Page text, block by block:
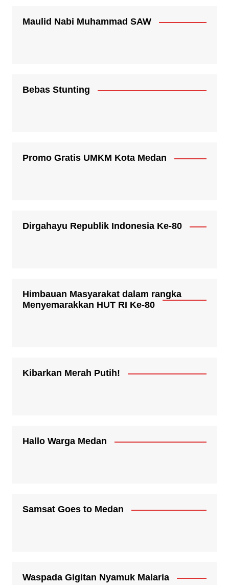
Maulid Nabi Muhammad SAW
Bebas Stunting
Promo Gratis UMKM Kota Medan
Dirgahayu Republik Indonesia Ke-80
Himbauan Masyarakat dalam rangka
Menyemarakkan HUT RI Ke-80
Kibarkan Merah Putih!
Hallo Warga Medan
Samsat Goes to Medan
Waspada Gigitan Nyamuk Malaria